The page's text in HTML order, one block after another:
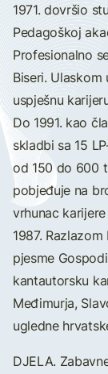
1971. dovršio
Pedagoškoj
Profesionalno
Biseri.
uspješnu
Do 1991. kao
skladbi sa 15
od 150 do 600
pobjeđuje na
vrhunac
1987.
pjesme
kantautorsku
Međimurja,
ugledne
DJELA.